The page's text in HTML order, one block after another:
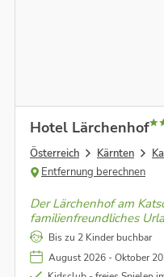
Hotel Lärchenhof
Österreich Kärnten
Entfernung berechnen
Der Lärchenhof am
familienfreundliches
Naturerlebnissen,
entspannter Erholung in
Bis zu 2 Kinder buchbar
August 2026 - Oktober